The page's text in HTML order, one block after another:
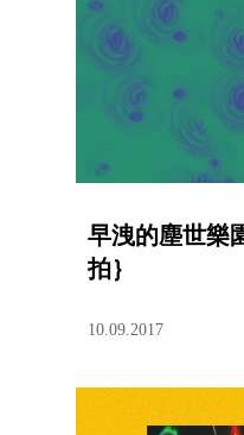
早洩的塵世樂
拍｝
10.09.2017